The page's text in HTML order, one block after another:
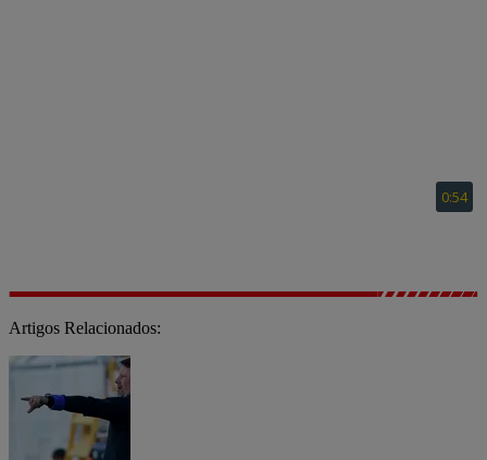
Artigos Relacionados: